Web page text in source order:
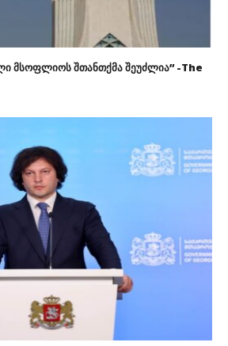
მსოფლიოს შთანთქმა შეუძლია” -The